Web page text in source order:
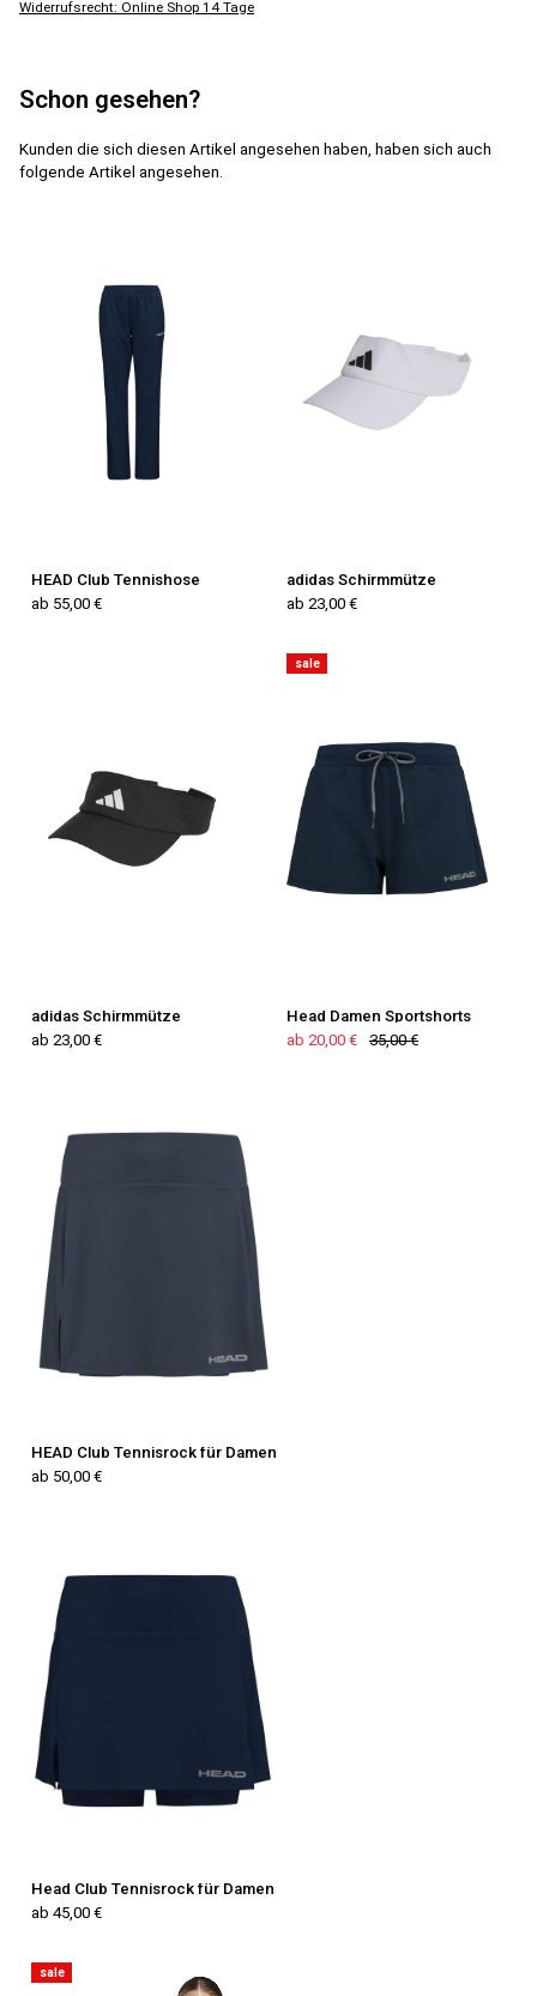
Widerrufsrecht: Online Shop 14 Tage
Schon gesehen?
Kunden die sich diesen Artikel angesehen haben, haben sich auch
folgende Artikel angesehen.
HEAD Club Tennishose
ab 55,00 €
adidas Schirmmütze
ab 23,00 €
adidas Schirmmütze
ab 23,00 €
sale
Head Damen Sportshorts
ab 20,00 €
35,00 €
HEAD Club Tennisrock für Damen
ab 50,00 €
Head Club Tennisrock für Damen
ab 45,00 €
sale